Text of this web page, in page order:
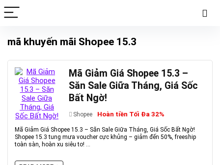
mã khuyến mãi Shopee 15.3
Mã Giảm Giá Shopee 15.3 –
Săn Sale Giữa Tháng, Giá Sốc
Bất Ngờ!
Shopee Hoàn tiền Tối Đa 32%
Mã Giảm Giá Shopee 15.3 – Săn Sale Giữa Tháng, Giá Sốc Bất Ngờ!
Shopee 15.3 tung mưa voucher cực khủng – giảm đến 50%, freeship
toàn sàn, hoàn xu siêu to! ...